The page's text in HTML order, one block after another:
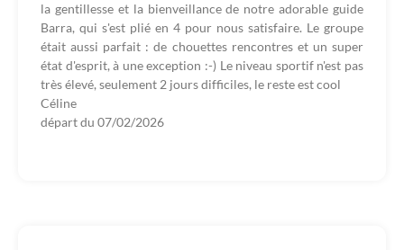
la gentillesse et la bienveillance de notre adorable guide
Barra, qui s'est plié en 4 pour nous satisfaire. Le groupe
était aussi parfait : de chouettes rencontres et un super
état d'esprit, à une exception :-) Le niveau sportif n'est pas
très élevé, seulement 2 jours difficiles, le reste est cool
Céline
départ du 07/02/2026